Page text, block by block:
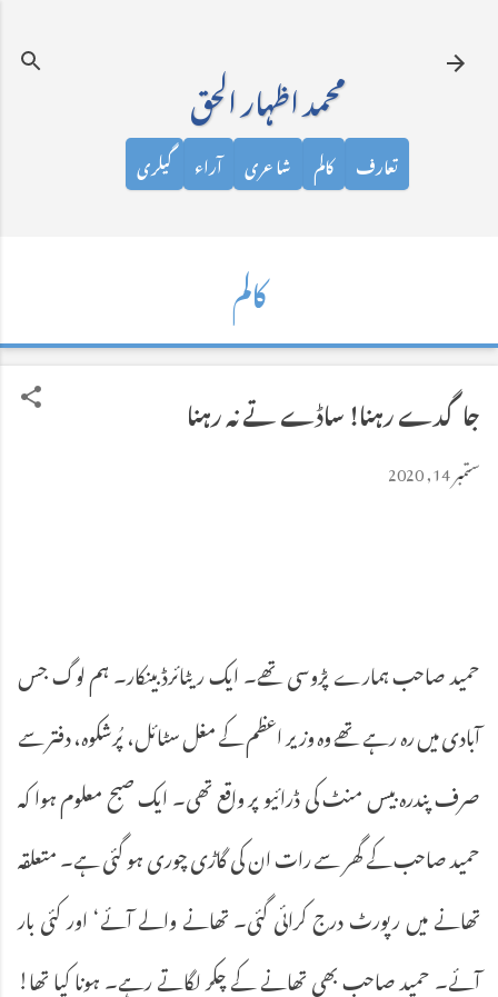
محمد اظہار الحق
تعارف کالم شاعری آراء گیلری
کالم
جاگدے رہنا! ساڈے تے نہ رہنا
ستمبر 14, 2020
حمید صاحب ہمارے پڑوسی تھے۔ ایک ریٹائرڈ بینکار۔ ہم لوگ جس
آبادی میں رہ رہے تھے وہ وزیر اعظم کے مغل سٹائل، پُرشکوہ، دفتر سے
صرف پندرہ بیس منٹ کی ڈرائیو پر واقع تھی۔ ایک صبح معلوم ہوا کہ
حمید صاحب کے گھر سے رات ان کی گاڑی چوری ہو گئی ہے۔ متعلقہ
تھانے میں رپورٹ درج کرائی گئی۔ تھانے والے آئے‘ اور کئی بار
آئے۔ حمید صاحب بھی تھانے کے چکر لگاتے رہے۔ ہونا کیا تھا!